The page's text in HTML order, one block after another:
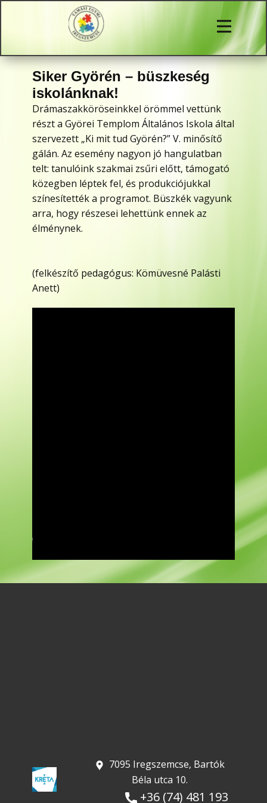
Siker Györén – büszkeség
iskolánknak!
Drámaszakköröseinkkel örömmel vettünk
részt a Györei Templom Általános Iskola által
szervezett „Ki mit tud Györén?” V. minősítő
gálán. Az esemény nagyon jó hangulatban
telt: tanulóink szakmai zsűri előtt, támogató
közegben léptek fel, és produkciójukkal
színesítették a programot. Büszkék vagyunk
arra, hogy részesei lehettünk ennek az
élménynek.
(felkészítő pedagógus: Kömüvesné Palásti
Anett)
​ 7095 Iregszemcse, Bartók
Béla utca 10.
+36 (74) 481 193